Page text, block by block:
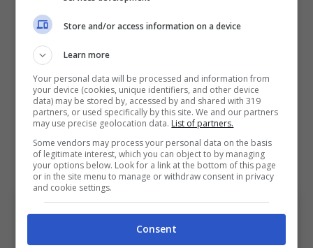
dei biancorossi nella prima parte della
stagione.
Adesso però, l’immediato ritorno in Italia: a
Parma. Una squadra che di fantasia ne ha già
dal centrocampo in più, che va ad aggiungere
un tassello che promette gol e giocate “da
salvezza”per la squadra ducale.
Store and/or access information on a device
Learn more
Your personal data will be processed and information from
your device (cookies, unique identifiers, and other device
data) may be stored by, accessed by and shared with 319
partners, or used specifically by this site. We and our partners
may use precise geolocation data. List of partners.
Some vendors may process your personal data on the basis
of legitimate interest, which you can object to by managing
your options below. Look for a link at the bottom of this page
or in the site menu to manage or withdraw consent in privacy
and cookie settings.
Consent